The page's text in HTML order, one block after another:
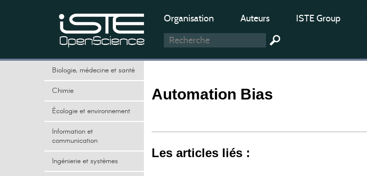
Organisation Auteurs ISTE Group
Biologie, médecine et santé
Chimie
Écologie et environnement
Information et
communication
Ingénierie et systèmes
Automation Bias
Les articles liés :